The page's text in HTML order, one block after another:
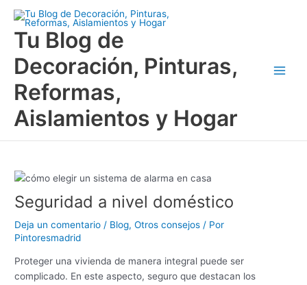
contenido
Tu Blog de
Decoración, Pinturas,
Reformas,
Aislamientos y Hogar
Seguridad a nivel doméstico
Deja un comentario / Blog,Otros consejos / Por
Pintoresmadrid
Proteger una vivienda de manera integral puede ser
complicado. En este aspecto, seguro que destacan los